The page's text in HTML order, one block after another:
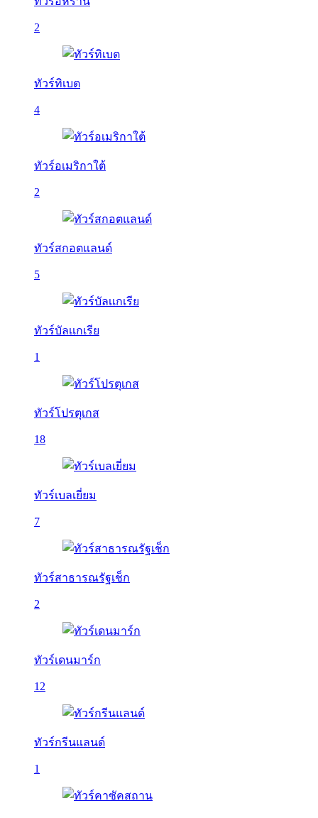
2
ทัวร์ทิเบต
4
ทัวร์อเมริกาใต้
2
ทัวร์สกอตแลนด์
5
ทัวร์บัลเเกเรีย
1
ทัวร์โปรตุเกส
18
ทัวร์เบลเยี่ยม
7
ทัวร์สาธารณรัฐเช็ก
2
ทัวร์เดนมาร์ก
12
ทัวร์กรีนแลนด์
1